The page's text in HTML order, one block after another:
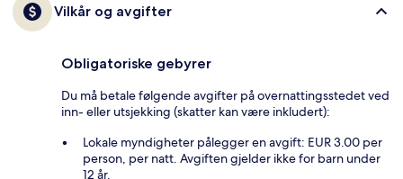
Vilkår og avgifter
Obligatoriske gebyrer
Du må betale følgende avgifter på overnattingsstedet ved
inn- eller utsjekking (skatter kan være inkludert):
Lokale myndigheter pålegger en avgift: EUR 3.00 per
person, per natt. Avgiften gjelder ikke for barn under
12 år.